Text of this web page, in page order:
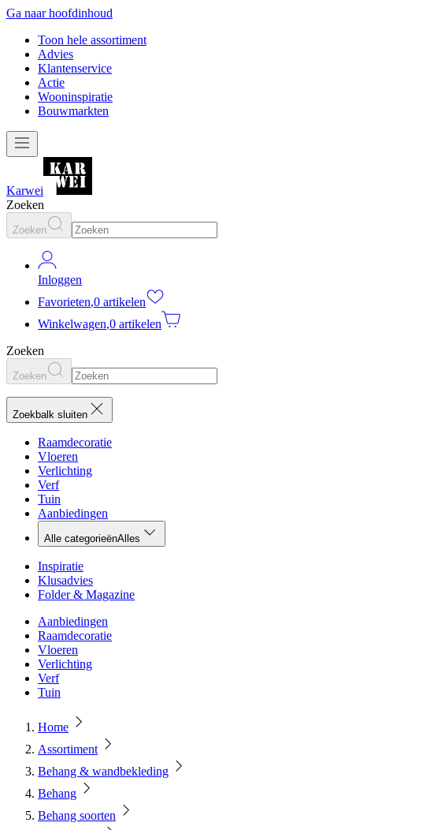
Ga naar hoofdinhoud
Toon hele assortiment
Advies
Klantenservice
Actie
Wooninspiratie
Bouwmarkten
Karwei
Zoeken
Zoeken
Inloggen
Favorieten,0 artikelen
Winkelwagen,0 artikelen
Zoeken
Zoeken
Zoekbalk sluiten
Raamdecoratie
Vloeren
Verlichting
Verf
Tuin
Aanbiedingen
Alle categorieënAlles
Inspiratie
Klusadvies
Folder & Magazine
Aanbiedingen
Raamdecoratie
Vloeren
Verlichting
Verf
Tuin
Home
Assortiment
Behang & wandbekleding
Behang
Behang soorten